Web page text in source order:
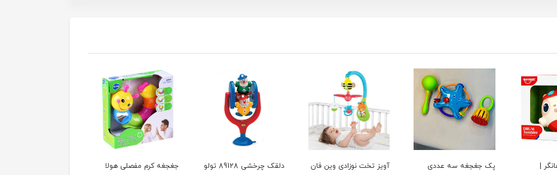
|
پک جغجغه سه عددی
آویز تخت نوزادی وین فان
دلقک چرخشی 89128 تولو
جغجغه کرم مفصلی هولا